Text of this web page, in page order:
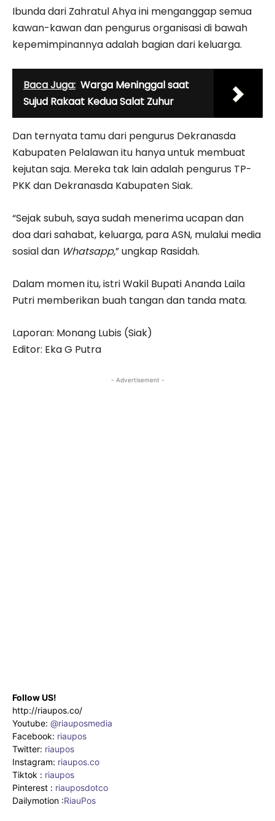
Ibunda dari Zahratul Ahya ini menganggap semua
kawan-kawan dan pengurus organisasi di bawah
kepemimpinannya adalah bagian dari keluarga.
Baca Juga: Warga Meninggal saat
Sujud Rakaat Kedua Salat Zuhur
Dan ternyata tamu dari pengurus Dekranasda
Kabupaten Pelalawan itu hanya untuk membuat
kejutan saja. Mereka tak lain adalah pengurus TP-
PKK dan Dekranasda Kabupaten Siak.
“Sejak subuh, saya sudah menerima ucapan dan
doa dari sahabat, keluarga, para ASN, mulalui media
sosial dan Whatsapp,” ungkap Rasidah.
Dalam momen itu, istri Wakil Bupati Ananda Laila
Putri memberikan buah tangan dan tanda mata.
Laporan: Monang Lubis (Siak)
Editor: Eka G Putra
- Advertisement -
Follow US!
http://riaupos.co/
Youtube: @riauposmedia
Facebook: riaupos
Twitter: riaupos
Instagram: riaupos.co
Tiktok : riaupos
Pinterest : riauposdotco
Dailymotion :RiauPos